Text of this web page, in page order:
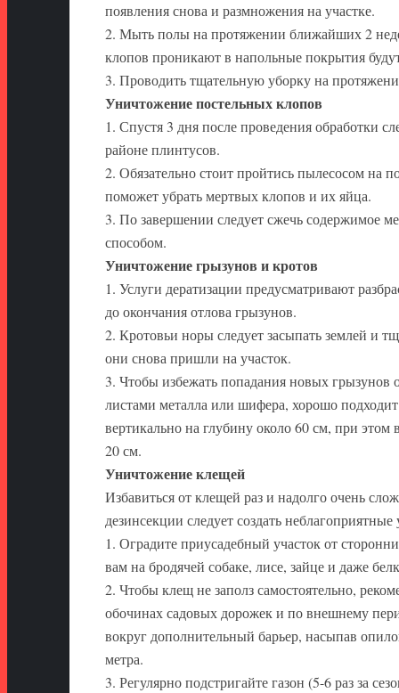
появления снова и размножения на участке.
2. Мыть полы на протяжении ближайших 2
клопов проникают в напольные покрытия
3. Проводить тщательную уборку на
Уничтожение постельных клопов
1. Спустя 3 дня после проведения обработки
районе плинтусов.
2. Обязательно стоит пройтись пылесосом на
поможет убрать мертвых клопов и их яйца.
3. По завершении следует сжечь содержимое
способом.
Уничтожение грызунов и кротов
1. Услуги дератизации предусматривают
до окончания отлова грызунов.
2. Кротовьи норы следует засыпать землей и
они снова пришли на участок.
3. Чтобы избежать попадания новых грызунов
листами металла или шифера, хорошо
вертикально на глубину около 60 см, при
20 см.
Уничтожение клещей
Избавиться от клещей раз и надолго очень
дезинсекции следует создать
1. Оградите приусадебный участок от
вам на бродячей собаке, лисе, зайце и даже
2. Чтобы клещ не заполз самостоятельно,
обочинах садовых дорожек и по внешнему
вокруг дополнительный барьер, насыпав
метра.
3. Регулярно подстригайте газон (5-6 раз за